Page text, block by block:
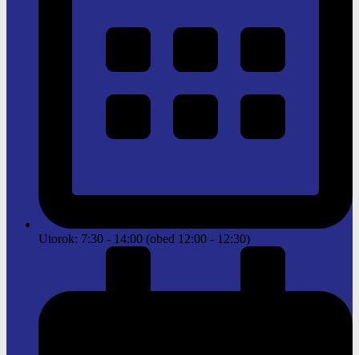
Utorok: 7:30 - 14:00 (obed 12:00 - 12:30)